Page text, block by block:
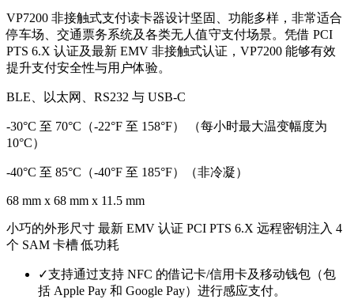
VP7200 非接触式支付读卡器设计坚固、功能多样，非常适合
停车场、交通票务系统及各类无人值守支付场景。凭借 PCI
PTS 6.X 认证及最新 EMV 非接触式认证，VP7200 能够有效
提升支付安全性与用户体验。
BLE、以太网、RS232 与 USB-C
-30°C 至 70°C（-22°F 至 158°F） （每小时最大温变幅度为
10°C）
-40°C 至 85°C（-40°F 至 185°F）（非冷凝）
68 mm x 68 mm x 11.5 mm
小巧的外形尺寸 最新 EMV 认证 PCI PTS 6.X 远程密钥注入 4
个 SAM 卡槽 低功耗
✓支持通过支持 NFC 的借记卡/信用卡及移动钱包（包
括 Apple Pay 和 Google Pay）进行感应支付。